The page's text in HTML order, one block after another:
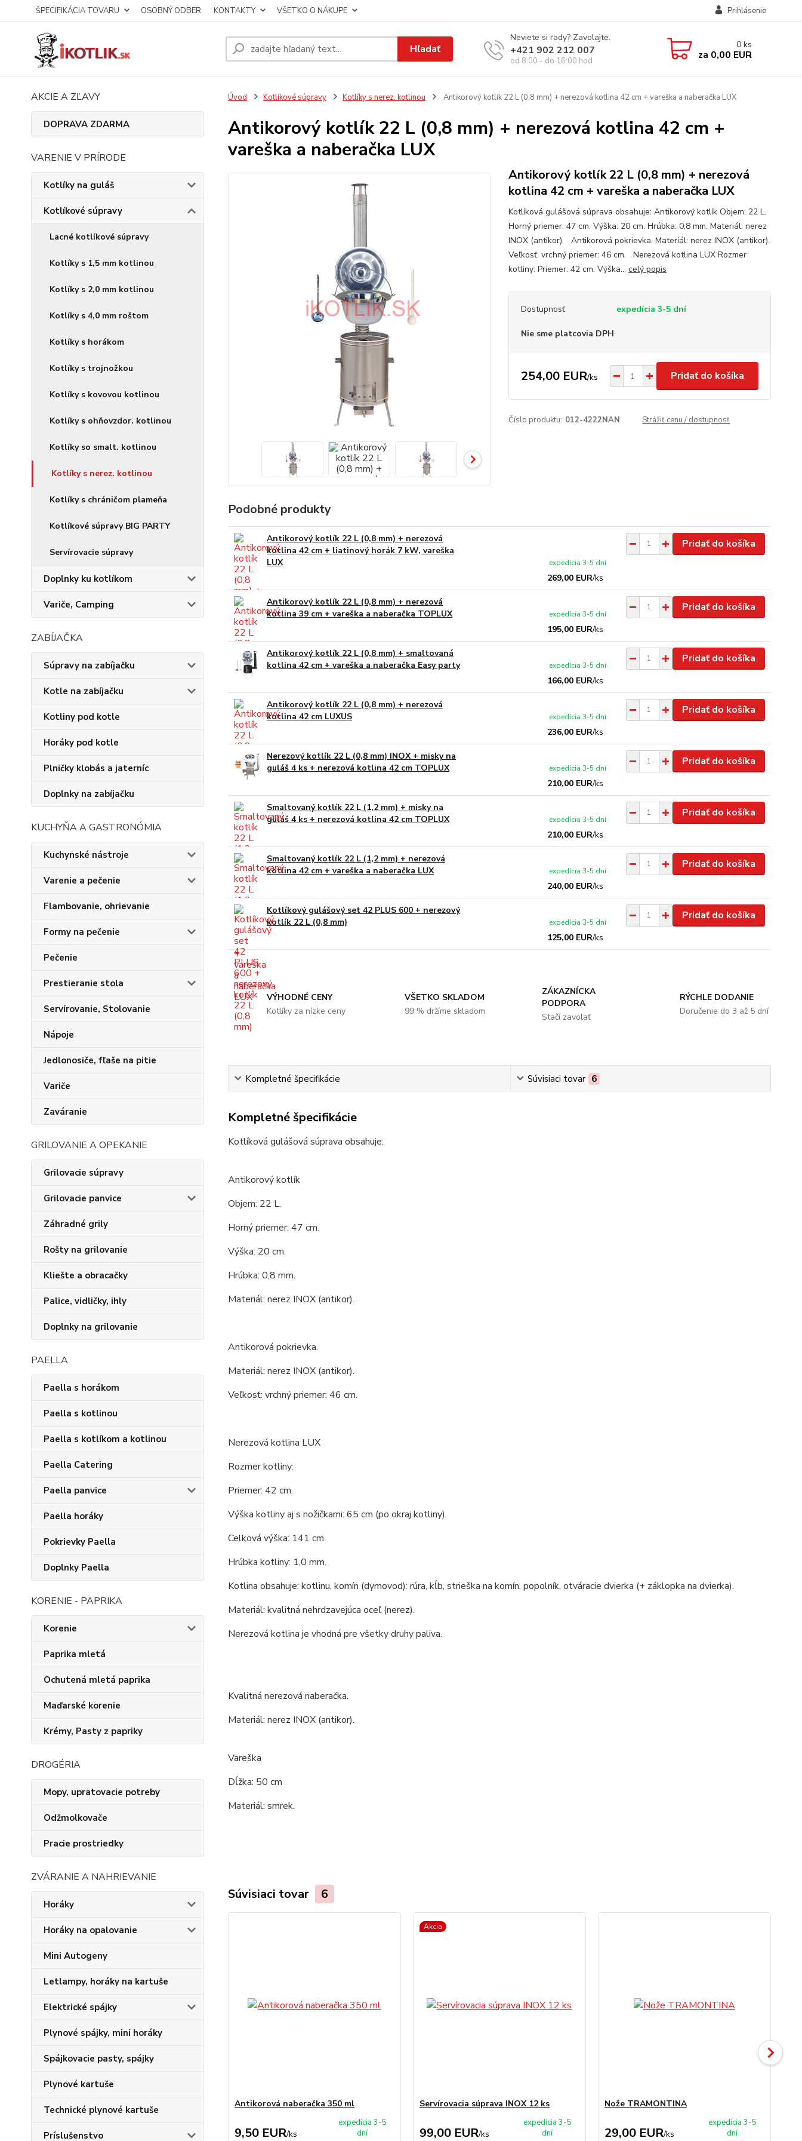
ŠPECIFIKÁCIA TOVARU OSOBNÝ ODBER KONTAKTY VŠETKO O NÁKUPE Prihlásenie
Hľadať
Neviete si rady? Zavolajte.
+421 902 212 007
od 8:00 - do 16:00 hod
0 ks
za 0,00 EUR
AKCIE A ZĽAVY
DOPRAVA ZDARMA
VARENIE V PRÍRODE
Kotlíky na guláš
Kotlíkové súpravy
Lacné kotlíkové súpravy
Kotlíky s 1,5 mm kotlinou
Kotlíky s 2,0 mm kotlinou
Kotlíky s 4,0 mm roštom
Kotlíky s horákom
Kotlíky s trojnožkou
Kotlíky s kovovou kotlinou
Kotlíky s ohňovzdor. kotlinou
Kotlíky so smalt. kotlinou
Kotlíky s nerez. kotlinou
Kotlíky s chráničom plameňa
Kotlíkové súpravy BIG PARTY
Servírovacie súpravy
Doplnky ku kotlíkom
Variče, Camping
ZABÍJAČKA
Súpravy na zabíjačku
Kotle na zabíjačku
Kotliny pod kotle
Horáky pod kotle
Plničky klobás a jaterníc
Doplnky na zabíjačku
KUCHYŇA A GASTRONÓMIA
Kuchynské nástroje
Varenie a pečenie
Flambovanie, ohrievanie
Formy na pečenie
Pečenie
Prestieranie stola
Servírovanie, Stolovanie
Nápoje
Jedlonosiče, fľaše na pitie
Variče
Zaváranie
GRILOVANIE A OPEKANIE
Grilovacie súpravy
Grilovacie panvice
Záhradné grily
Rošty na grilovanie
Kliešte a obracačky
Palice, vidličky, ihly
Doplnky na grilovanie
PAELLA
Paella s horákom
Paella s kotlinou
Paella s kotlíkom a kotlinou
Paella Catering
Paella panvice
Paella horáky
Pokrievky Paella
Doplnky Paella
KORENIE - PAPRIKA
Korenie
Paprika mletá
Ochutená mletá paprika
Maďarské korenie
Krémy, Pasty z papriky
DROGÉRIA
Mopy, upratovacie potreby
Odžmolkovače
Pracie prostriedky
ZVÁRANIE A NAHRIEVANIE
Horáky
Horáky na opalovanie
Mini Autogeny
Letlampy, horáky na kartuše
Elektrické spájky
Plynové spájky, mini horáky
Spájkovacie pasty, spájky
Plynové kartuše
Technické plynové kartuše
Príslušenstvo
Úvod Kotlíkové súpravy Kotlíky s nerez. kotlinou Antikorový kotlík 22 L (0,8 mm) + nerezová kotlina 42 cm + vareška a naberačka LUX
Antikorový kotlík 22 L (0,8 mm) + nerezová kotlina 42 cm +
vareška a naberačka LUX
Antikorový kotlík 22 L (0,8 mm) + nerezová
kotlina 42 cm + vareška a naberačka LUX
Kotlíková gulášová súprava obsahuje: Antikorový kotlík Objem: 22 L.
Horný priemer: 47 cm. Výška: 20 cm. Hrúbka: 0,8 mm. Materiál: nerez
INOX (antikor). Antikorová pokrievka. Materiál: nerez INOX (antikor).
Veľkosť: vrchný priemer: 46 cm. Nerezová kotlina LUX Rozmer
kotliny: Priemer: 42 cm. Výška... celý popis
Dostupnosť expedícia 3-5 dní
Nie sme platcovia DPH
254,00 EUR/ks Pridať do košíka
Číslo produktu: 012-4222NAN Strážiť cenu / dostupnosť
Podobné produkty
Antikorový kotlík 22 L (0,8 mm) + nerezová
kotlina 42 cm + liatinový horák 7 kW, vareška
LUX
269,00 EUR/ks
expedícia 3-5 dní
Pridať do košíka
Antikorový kotlík 22 L (0,8 mm) + nerezová
kotlina 39 cm + vareška a naberačka TOPLUX
195,00 EUR/ks
expedícia 3-5 dní
Pridať do košíka
Antikorový kotlík 22 L (0,8 mm) + smaltovaná
kotlina 42 cm + vareška a naberačka Easy party
166,00 EUR/ks
expedícia 3-5 dní
Pridať do košíka
Antikorový kotlík 22 L (0,8 mm) + nerezová
kotlina 42 cm LUXUS
236,00 EUR/ks
expedícia 3-5 dní
Pridať do košíka
Nerezový kotlík 22 L (0,8 mm) INOX + misky na
guláš 4 ks + nerezová kotlina 42 cm TOPLUX
210,00 EUR/ks
expedícia 3-5 dní
Pridať do košíka
Smaltovaný kotlík 22 L (1,2 mm) + misky na
guláš 4 ks + nerezová kotlina 42 cm TOPLUX
210,00 EUR/ks
expedícia 3-5 dní
Pridať do košíka
Smaltovaný kotlík 22 L (1,2 mm) + nerezová
kotlina 42 cm + vareška a naberačka LUX
240,00 EUR/ks
expedícia 3-5 dní
Pridať do košíka
Kotlíkový gulášový set 42 PLUS 600 + nerezový
kotlík 22 L (0,8 mm)
125,00 EUR/ks
expedícia 3-5 dní
Pridať do košíka
VÝHODNÉ CENY
Kotlíky za nízke ceny
VŠETKO SKLADOM
99 % držíme skladom
ZÁKAZNÍCKA
PODPORA
Stačí zavolať
RÝCHLE DODANIE
Doručenie do 3 až 5 dní
Kompletné špecifikácie Súvisiaci tovar 6
Kompletné špecifikácie
Kotlíková gulášová súprava obsahuje:
Antikorový kotlík
Objem: 22 L.
Horný priemer: 47 cm.
Výška: 20 cm.
Hrúbka: 0,8 mm.
Materiál: nerez INOX (antikor).
Antikorová pokrievka.
Materiál: nerez INOX (antikor).
Veľkosť: vrchný priemer: 46 cm.
Nerezová kotlina LUX
Rozmer kotliny:
Priemer: 42 cm.
Výška kotliny aj s nožičkami: 65 cm (po okraj kotliny).
Celková výška: 141 cm.
Hrúbka kotliny: 1,0 mm.
Kotlina obsahuje: kotlinu, komín (dymovod): rúra, kĺb, strieška na komín, popolník, otváracie dvierka (+ záklopka na dvierka).
Materiál: kvalitná nehrdzavejúca oceľ (nerez).
Nerezová kotlina je vhodná pre všetky druhy paliva.
Kvalitná nerezová naberačka.
Materiál: nerez INOX (antikor).
Vareška
Dĺžka: 50 cm
Materiál: smrek.
Súvisiaci tovar 6
Antikorová naberačka 350 ml
9,50 EUR/ks
expedícia 3-5
dní
Akcia
Servírovacia súprava INOX 12 ks
99,00 EUR/ks
expedícia 3-5
dní
Nože TRAMONTINA
29,00 EUR/ks
expedícia 3-5
dní